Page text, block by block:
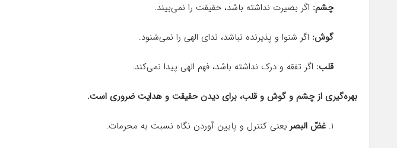
چشم: اگر بصیرت نداشته باشد، حقیقت را نمی‌بیند.
گوش: اگر شنوا و پذیرنده نباشد، ندای الهی را نمی‌شنود.
قلب: اگر تفقه و درک نداشته باشد، فهم الهی پیدا نمی‌کند.
بهره‌گیری از چشم و گوش و قلب، برای دیدن حقیقت و هدایت ضروری است.
1. غضّ البصر یعنی کنترل و پایین آوردن نگاه نسبت به محرمات.